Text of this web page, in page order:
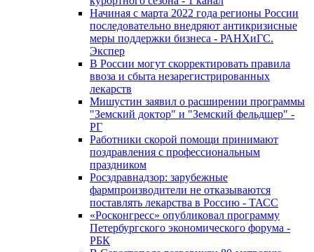
Начиная с марта 2022 года регионы России
последовательно внедряют антикризисные
меры поддержки бизнеса - РАНХиГС.
Экспер
В России могут скорректировать правила
ввоза и сбыта незарегистрированных
лекарств
Мишустин заявил о расширении программы
"Земский доктор" и "Земский фельдшер" -
РГ
Работники скорой помощи принимают
поздравления с профессиональным
праздником
Росздравнадзор: зарубежные
фармпроизводители не отказываются
поставлять лекарства в Россию - ТАСС
«Росконгресс» опубликовал программу
Петербургского экономического форума -
РБК